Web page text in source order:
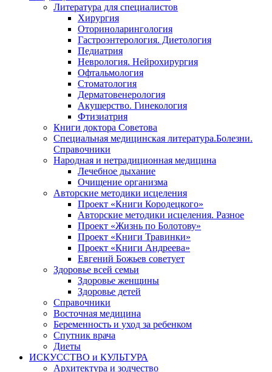
Литература для специалистов
Хирургия
Оториноларингология
Гастроэнтерология. Диетология
Педиатрия
Неврология. Нейрохирургия
Офтальмология
Стоматология
Дерматовенерология
Акушерство. Гинекология
Фтизиатрия
Книги доктора Советова
Специальная медицинская литература.Болезни.
Справочники
Народная и нетрадиционная медицина
Лечебное дыхание
Очищение организма
Авторские методики исцеления
Проект «Книги Кородецкого»
Авторские методики исцеления. Разное
Проект «Жизнь по Болотову»
Проект «Книги Травинки»
Проект «Книги Андреева»
Евгений Божьев советует
Здоровье всей семьи
Здоровье женщины
Здоровье детей
Справочники
Восточная медицина
Беременность и уход за ребенком
Спутник врача
Диеты
ИСКУССТВО и КУЛЬТУРА
Архитектура и зодчество